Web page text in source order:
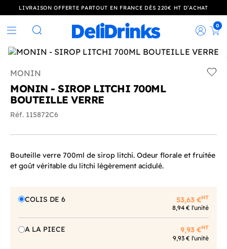
LIVRAISON OFFERTE PARTOUT EN FRANCE DÈS 220€ HT D’ACHAT
Rechercher
0
MONIN
MONIN - SIROP LITCHI 700ML
BOUTEILLE VERRE
Réf. 115872C6
Bouteille verre 700ml de sirop litchi. Odeur florale et fruitée
et goût véritable du litchi légèrement acidulé.
COLIS DE 6 53,63 €HT
8,94 € l'unité
A LA PIECE 9,93 €HT
9,93 € l'unité